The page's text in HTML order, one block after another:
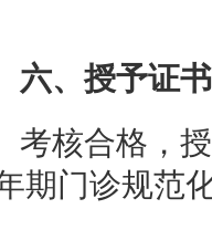
六、授予证
考核合格，
期门诊规范